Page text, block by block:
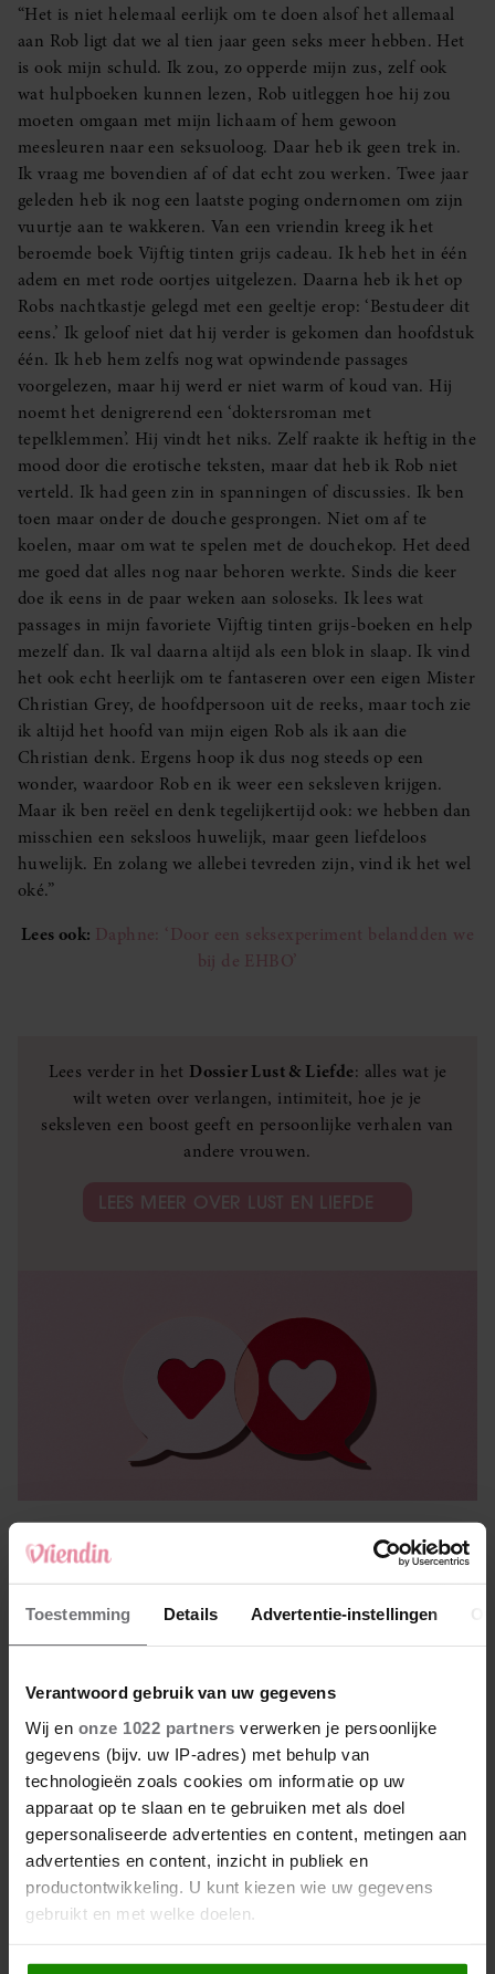
Toestemming Details Advertentie-instellingen
Verantwoord gebruik van uw gegevens
Wij en onze 1022 partners verwerken je persoonlijke
gegevens (bijv. uw IP-adres) met behulp van
technologieën zoals cookies om informatie op uw
apparaat op te slaan en te gebruiken met als doel
gepersonaliseerde advertenties en content, metingen aan
advertenties en content, inzicht in publiek en
productontwikkeling. U kunt kiezen wie uw gegevens
gebruikt en met welke doelen.
Als u het toestaat, willen we ook graag:
“Het is niet helemaal eerlijk om te doen alsof het allemaal
aan Rob ligt dat we al tien jaar geen seks meer hebben. Het
is ook mijn schuld. Ik zou, zo opperde mijn zus, zelf ook
wat hulpboeken kunnen lezen, Rob uitleggen hoe hij zou
moeten omgaan met mijn lichaam of hem gewoon
meesleuren naar een seksuoloog. Daar heb ik geen trek in.
Ik vraag me bovendien af of dat echt zou werken. Twee jaar
geleden heb ik nog een laatste poging ondernomen om zijn
vuurtje aan te wakkeren. Van een vriendin kreeg ik het
beroemde boek Vijftig tinten grijs cadeau. Ik heb het in één
adem en met rode oortjes uitgelezen. Daarna heb ik het op
Robs nachtkastje gelegd met een geeltje erop: ‘Bestudeer dit
eens.’ Ik geloof niet dat hij verder is gekomen dan hoofdstuk
één. Ik heb hem zelfs nog wat opwindende passages
voorgelezen, maar hij werd er niet warm of koud van. Hij
noemt het denigrerend een ‘doktersroman met
tepelklemmen’. Hij vindt het niks. Zelf raakte ik heftig in the
mood door die erotische teksten, maar dat heb ik Rob niet
verteld. Ik had geen zin in spanningen of discussies. Ik ben
toen maar onder de douche gesprongen. Niet om af te
koelen, maar om wat te spelen met de douchekop. Het deed
me goed dat alles nog naar behoren werkte. Sinds die keer
doe ik eens in de paar weken aan soloseks. Ik lees wat
passages in mijn favoriete Vijftig tinten grijs-boeken en help
mezelf dan. Ik val daarna altijd als een blok in slaap. Ik vind
het ook echt heerlijk om te fantaseren over een eigen Mister
Christian Grey, de hoofdpersoon uit de reeks, maar toch zie
ik altijd het hoofd van mijn eigen Rob als ik aan die
Christian denk. Ergens hoop ik dus nog steeds op een
wonder, waardoor Rob en ik weer een seksleven krijgen.
Maar ik ben reëel en denk tegelijkertijd ook: we hebben dan
misschien een seksloos huwelijk, maar geen liefdeloos
huwelijk. En zolang we allebei tevreden zijn, vind ik het wel
oké.”
Lees ook: Daphne: ‘Door een seksexperiment belandden we
bij de EHBO’
Lees verder in het Dossier Lust & Liefde: alles wat je
wilt weten over verlangen, intimiteit, hoe je je
seksleven een boost geeft en persoonlijke verhalen van
andere vrouwen.
LEES MEER OVER LUST EN LIEFDE
ERVARINGEN LUST & LIEFDE
Uit andere media